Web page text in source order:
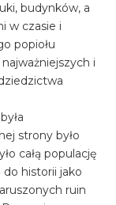
budynków, a
w czasie i
popiołu
i
strony było
całą populację
do historii jako
ruin